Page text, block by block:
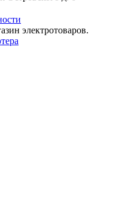
электротоваров.